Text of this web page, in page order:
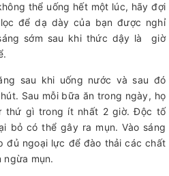
thể uống hết một lúc, hãy đợi
để dạ dày của bạn được nghỉ
sớm sau khi thức dậy là giờ
sau khi uống nước và sau đó
Sau mỗi bữa ăn trong ngày, họ
thứ gì trong ít nhất 2 giờ. Độc tố
bỏ có thể gây ra mụn. Vào sáng
đủ ngoại lực để đào thải các chất
ngừa mụn.